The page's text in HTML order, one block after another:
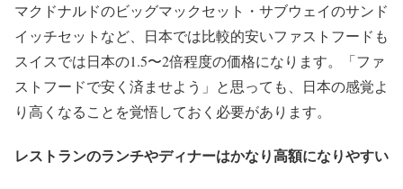
マクドナルドのビッグマックセット・サブウェイのサンド
イッチセットなど、日本では比較的安いファストフードも
スイスでは日本の1.5〜2倍程度の価格になります。「ファ
ストフードで安く済ませよう」と思っても、日本の感覚よ
り高くなることを覚悟しておく必要があります。
レストランのランチやディナーはかなり高額になりやすい